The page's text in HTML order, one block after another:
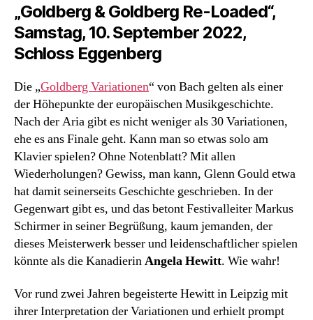
„Goldberg & Goldberg Re-Loaded“,
Samstag, 10. September 2022,
Schloss Eggenberg
Die „Goldberg Variationen“ von Bach gelten als einer
der Höhepunkte der europäischen Musikgeschichte.
Nach der Aria gibt es nicht weniger als 30 Variationen,
ehe es ans Finale geht. Kann man so etwas solo am
Klavier spielen? Ohne Notenblatt? Mit allen
Wiederholungen? Gewiss, man kann, Glenn Gould etwa
hat damit seinerseits Geschichte geschrieben. In der
Gegenwart gibt es, und das betont Festivalleiter Markus
Schirmer in seiner Begrüßung, kaum jemanden, der
dieses Meisterwerk besser und leidenschaftlicher spielen
könnte als die KanadierinAngela Hewitt. Wie wahr!
Vor rund zwei Jahren begeisterte Hewitt in Leipzig mit
ihrer Interpretation der Variationen und erhielt prompt